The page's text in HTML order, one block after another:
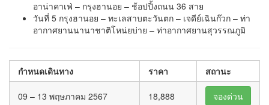
อาน่าคาเฟ่ – กรุงฮานอย – ช้อปปิ้งถนน 36 สาย
วันที่ 5 กรุงฮานอย – ทะเลสาบตะวันตก – เจดีย์เฉินก๊วก – ท่า
อากาศยานนานาชาติโหน่ยบ่าย – ท่าอากาศยานสุวรรณภูมิ
กำหนดเดินทาง ราคา สถานะ
09 – 13 พฤษภาคม 2567 18,888 จองด่วน